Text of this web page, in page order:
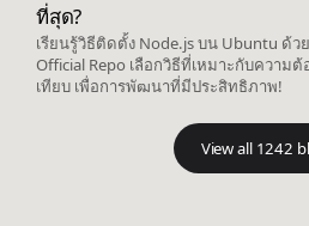
ที่สุด?
เรียนรู้วิธีติดตั้ง Node.js บน Ubuntu ด้ว
Official Repo เลือกวิธีที่เหมาะกับความ
เทียบ เพื่อการพัฒนาที่มีประสิทธิภาพ!
View all 1242